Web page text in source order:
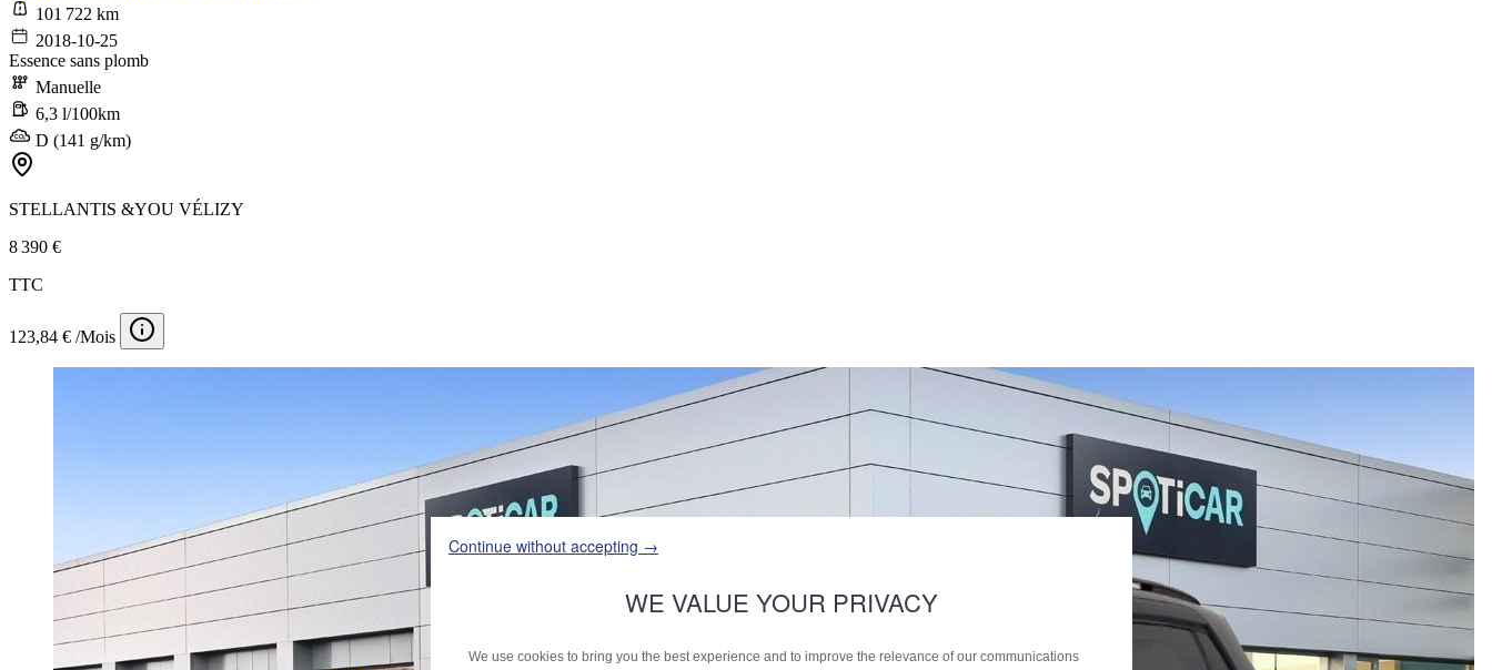
101 722 km
2018-10-25
Essence sans plomb
Manuelle
6,3 l/100km
D (141 g/km)
STELLANTIS &YOU VÉLIZY
8 390 €
TTC
123,84 € /Mois
Continue without accepting →
WE VALUE YOUR PRIVACY
We use cookies to bring you the best experience and to improve the relevance of our communications